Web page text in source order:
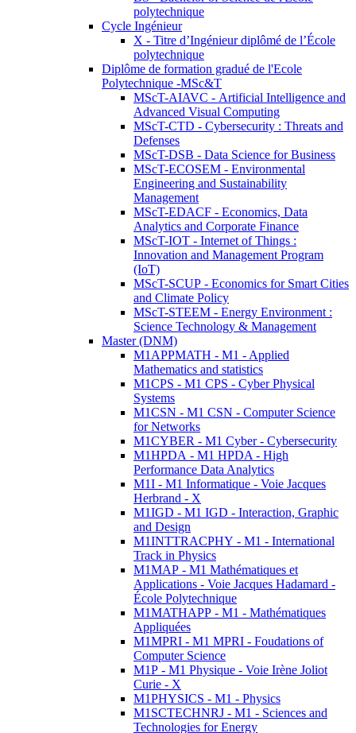
polytechnique
Cycle Ingénieur
X - Titre d’Ingénieur diplômé de l’École
polytechnique
Diplôme de formation gradué de l'Ecole
Polytechnique -MSc&T
MScT-AIAVC - Artificial Intelligence and
Advanced Visual Computing
MScT-CTD - Cybersecurity : Threats and
Defenses
MScT-DSB - Data Science for Business
MScT-ECOSEM - Environmental
Engineering and Sustainability
Management
MScT-EDACF - Economics, Data
Analytics and Corporate Finance
MScT-IOT - Internet of Things :
Innovation and Management Program
(IoT)
MScT-SCUP - Economics for Smart Cities
and Climate Policy
MScT-STEEM - Energy Environment :
Science Technology & Management
Master (DNM)
M1APPMATH - M1 - Applied
Mathematics and statistics
M1CPS - M1 CPS - Cyber Physical
Systems
M1CSN - M1 CSN - Computer Science
for Networks
M1CYBER - M1 Cyber - Cybersecurity
M1HPDA - M1 HPDA - High
Performance Data Analytics
M1I - M1 Informatique - Voie Jacques
Herbrand - X
M1IGD - M1 IGD - Interaction, Graphic
and Design
M1INTTRACPHY - M1 - International
Track in Physics
M1MAP - M1 Mathématiques et
Applications - Voie Jacques Hadamard -
École Polytechnique
M1MATHAPP - M1 - Mathématiques
Appliquées
M1MPRI - M1 MPRI - Foudations of
Computer Science
M1P - M1 Physique - Voie Irène Joliot
Curie - X
M1PHYSICS - M1 - Physics
M1SCTECHNRJ - M1 - Sciences and
Technologies for Energy